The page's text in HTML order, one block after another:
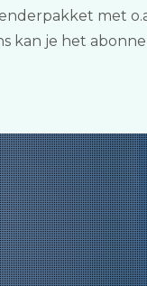
met
kan je het